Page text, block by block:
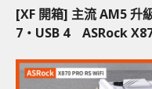
[XF 開箱] 主流 AM5
7‧USB 4 ASRock